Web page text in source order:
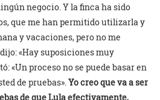
negocio. Y la finca ha sido
que me han permitido utilizarla y
y vacaciones, pero no me
«Hay suposiciones muy
«Un proceso no se puede basar en
de pruebas». Yo creo que va a ser
de que Lula efectivamente,